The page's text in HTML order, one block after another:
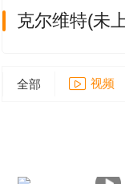
克尔维特(未
全部 视频